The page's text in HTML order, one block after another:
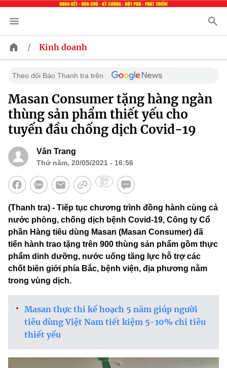
/ Kinh doanh
Theo dõi Báo Thanh tra trên
Masan Consumer tặng hàng ngàn
thùng sản phẩm thiết yếu cho
tuyến đầu chống dịch Covid-19
Vân Trang
Thứ năm, 20/05/2021 - 16:56
(Thanh tra) - Tiếp tục chương trình đồng hành cùng cả
nước phòng, chống dịch bệnh Covid-19, Công ty Cổ
phần Hàng tiêu dùng Masan (Masan Consumer) đã
tiến hành trao tặng trên 900 thùng sản phẩm gồm thực
phẩm dinh dưỡng, nước uống tăng lực hỗ trợ các
chốt biên giới phía Bắc, bệnh viện, địa phương nằm
trong vùng dịch.
Masan thực thi kế hoạch 5 năm giúp người
tiêu dùng Việt Nam tiết kiệm 5-10% chi tiêu
thiết yếu